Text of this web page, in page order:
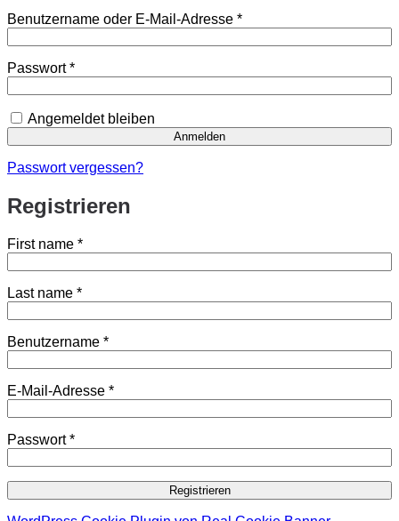
Benutzername oder E-Mail-Adresse *Erforderlich
Passwort*Erforderlich
Angemeldet bleiben
Anmelden
Passwort vergessen?
Registrieren
First name *
Last name *
Benutzername *Erforderlich
E-Mail-Adresse *Erforderlich
Passwort*Erforderlich
Registrieren